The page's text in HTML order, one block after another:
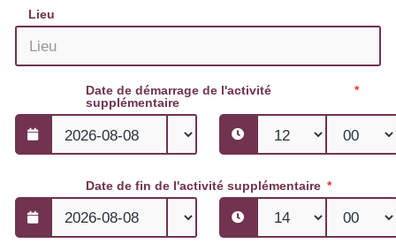
Lieu
Date de démarrage de l'activité
supplémentaire
Date de fin de l'activité supplémentaire